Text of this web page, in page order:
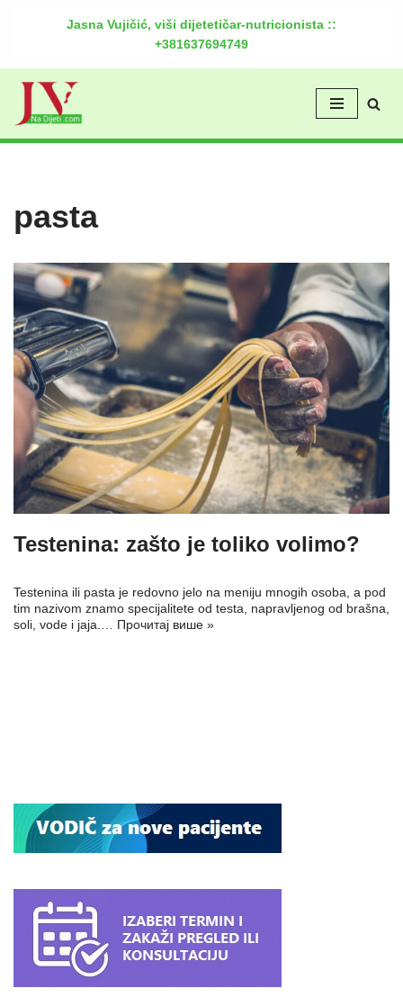
Jasna Vujičić, viši dijetetičar-nutricionista ::
+381637694749
pasta
Testenina: zašto je toliko volimo?
Testenina ili pasta je redovno jelo na meniju mnogih osoba, a pod
tim nazivom znamo specijalitete od testa, napravljenog od brašna,
soli, vode i jaja.… Прочитај више »